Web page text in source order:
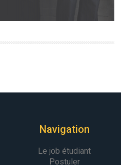
Navigation
Le job étudiant
Postuler